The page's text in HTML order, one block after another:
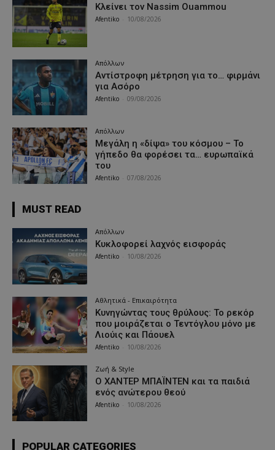
Κλείνει τον Nassim Ouammou
Afentiko 10/08/2026
Απόλλων
Αντίστροφη μέτρηση για το… φιρμάνι
για Ασόρο
Afentiko 09/08/2026
Απόλλων
Μεγάλη η «δίψα» του κόσμου – Το
γήπεδο θα φορέσει τα… ευρωπαϊκά
του
Afentiko 07/08/2026
MUST READ
Απόλλων
Κυκλοφορεί λαχνός εισφοράς
Afentiko 10/08/2026
Αθλητικά - Επικαιρότητα
Κυνηγώντας τους θρύλους: Το ρεκόρ
που μοιράζεται ο Τεντόγλου μόνο με
Λιούις και Πάουελ
Afentiko 10/08/2026
Ζωή & Style
Ο ΧΑΝΤΕΡ ΜΠΑΪΝΤΕΝ και τα παιδιά
ενός ανώτερου θεού
Afentiko 10/08/2026
POPULAR CATEGORIES